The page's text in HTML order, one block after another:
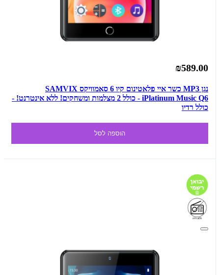
₪589.00
נגן MP3 כשר איי פלאטינום קיו 6 סאמוויקס SAMVIX
iPlatinum Music Q6 - כולל 2 מצלמות ומשחקים! ללא אינטרנט! -
כולל רדיו
הוספה לסל